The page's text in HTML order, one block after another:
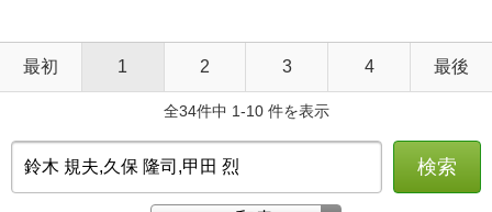
最初 1 2 3 4 最後
全34件中 1-10 件を表示
検索